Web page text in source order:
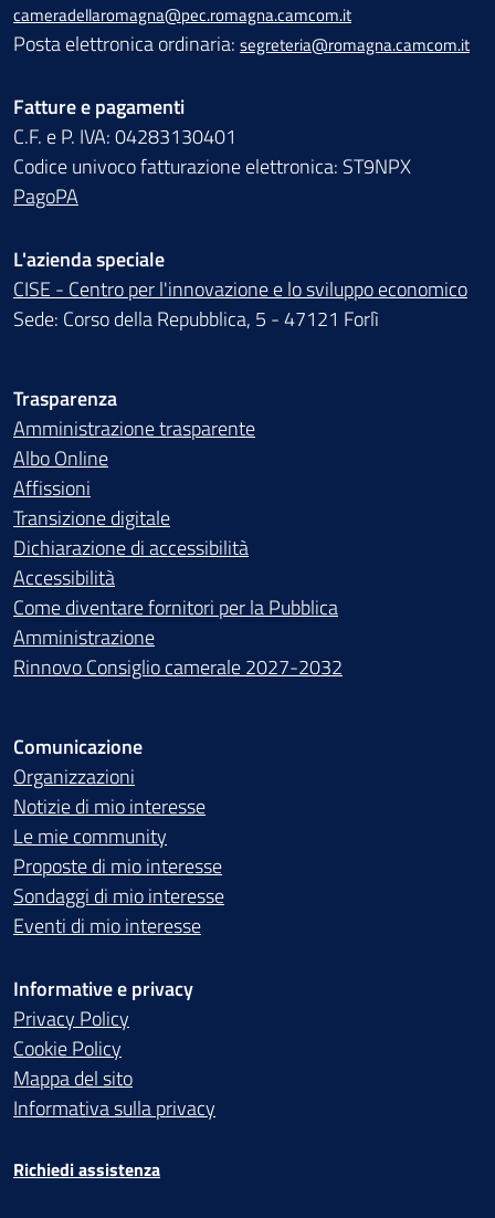
cameradellaromagna@pec.romagna.camcom.it
Posta elettronica ordinaria: segreteria@romagna.camcom.it
Fatture e pagamenti
C.F. e P. IVA: 04283130401
Codice univoco fatturazione elettronica: ST9NPX
PagoPA
L'azienda speciale
CISE - Centro per l'innovazione e lo sviluppo economico
Sede: Corso della Repubblica, 5 - 47121 Forlì
Trasparenza
Amministrazione trasparente
Albo Online
Affissioni
Transizione digitale
Dichiarazione di accessibilità
Accessibilità
Come diventare fornitori per la Pubblica
Amministrazione
Rinnovo Consiglio camerale 2027-2032
Comunicazione
Organizzazioni
Notizie di mio interesse
Le mie community
Proposte di mio interesse
Sondaggi di mio interesse
Eventi di mio interesse
Informative e privacy
Privacy Policy
Cookie Policy
Mappa del sito
Informativa sulla privacy
Richiedi assistenza